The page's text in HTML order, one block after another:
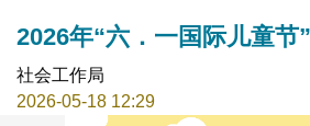
2026年“六．一国际儿童节
社会工作局
2026-05-18 12:29